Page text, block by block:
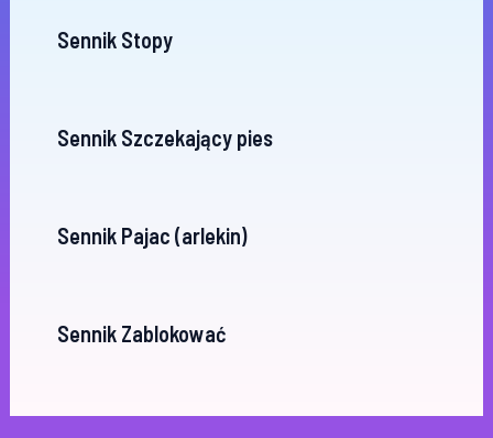
Sennik Stopy
Sennik Szczekający pies
Sennik Pajac (arlekin)
Sennik Zablokować